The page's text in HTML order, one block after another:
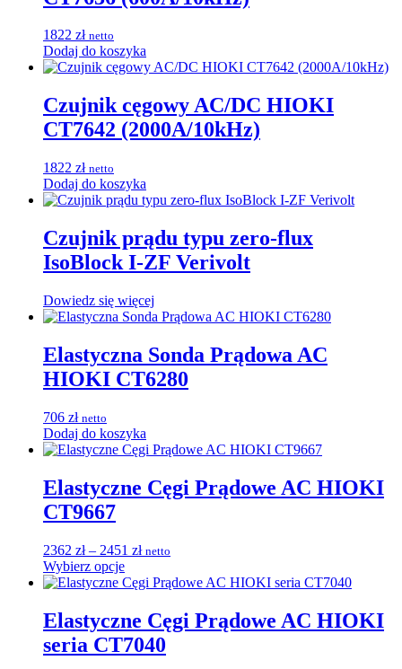
1822 zł netto
Dodaj do koszyka
Czujnik cęgowy AC/DC HIOKI
CT7642 (2000A/10kHz)
1822 zł netto
Dodaj do koszyka
Czujnik prądu typu zero-flux
IsoBlock I-ZF Verivolt
Dowiedz się więcej
Elastyczna Sonda Prądowa AC
HIOKI CT6280
706 zł netto
Dodaj do koszyka
Elastyczne Cęgi Prądowe AC HIOKI
CT9667
2362 zł – 2451 złZakres
od
do
2451 zł
netto
Wybierz opcjeTen
produkt
wiele
wariantów.
Opcje
Elastyczne Cęgi Prądowe AC HIOKI
seria CT7040